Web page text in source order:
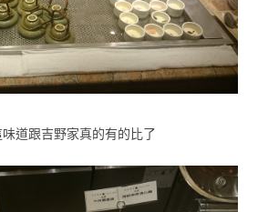
道跟吉野家真的有的比了